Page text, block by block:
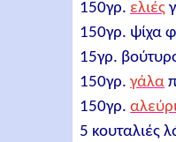
150γρ. ελιές
150γρ. ψίχα
15γρ.
150γρ.γάλα
150γρ.
5 κουταλιές